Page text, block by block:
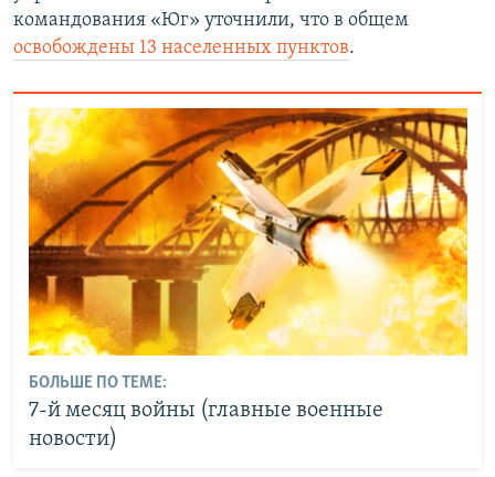
командования «Юг» уточнили, что в общем
освобождены 13 населенных пунктов.
БОЛЬШЕ ПО ТЕМЕ:
7-й месяц войны (главные военные
новости)